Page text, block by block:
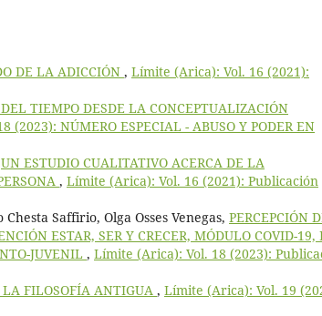
DE LA ADICCIÓN , Límite (Arica): Vol. 16 (2021):
TIEMPO DESDE LA CONCEPTUALIZACIÓN
(2023): NÚMERO ESPECIAL - ABUSO Y PODER EN
UN ESTUDIO CUALITATIVO ACERCA DE LA
, Límite (Arica): Vol. 16 (2021): Publicación
Saffirio, Olga Osses Venegas, PERCEPCIÓN
ESTAR, SER Y CRECER, MÓDULO COVID-19,
JUVENIL , Límite (Arica): Vol. 18 (2023):
FILOSOFÍA ANTIGUA , Límite (Arica): Vol. 19